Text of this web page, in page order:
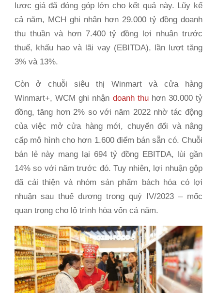
lược giá đã đóng góp lớn cho kết quả này. Lũy kế
cả năm, MCH ghi nhận hơn 29.000 tỷ đồng doanh
thu thuần và hơn 7.400 tỷ đồng lợi nhuận trước
thuế, khấu hao và lãi vay (EBITDA), lần lượt tăng
3% và 13%.
Còn ở chuỗi siêu thị Winmart và cửa hàng
Winmart+, WCM ghi nhận doanh thuhơn 30.000 tỷ
đồng, tăng hơn 2% so với năm 2022 nhờ tác động
của việc mở cửa hàng mới, chuyển đổi và nâng
cấp mô hình cho hơn 1.600 điểm bán sẵn có. Chuỗi
bán lẻ này mang lại 694 tỷ đồng EBITDA, lùi gần
14% so với năm trước đó. Tuy nhiên, lợi nhuận gộp
đã cải thiện và nhóm sản phẩm bách hóa có lợi
nhuận sau thuế dương trong quý IV/2023 – mốc
quan trọng cho lộ trình hòa vốn cả năm.